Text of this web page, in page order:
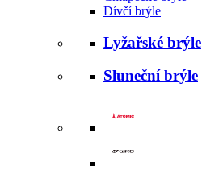
Dívčí brýle
Lyžařské brýle
Sluneční brýle